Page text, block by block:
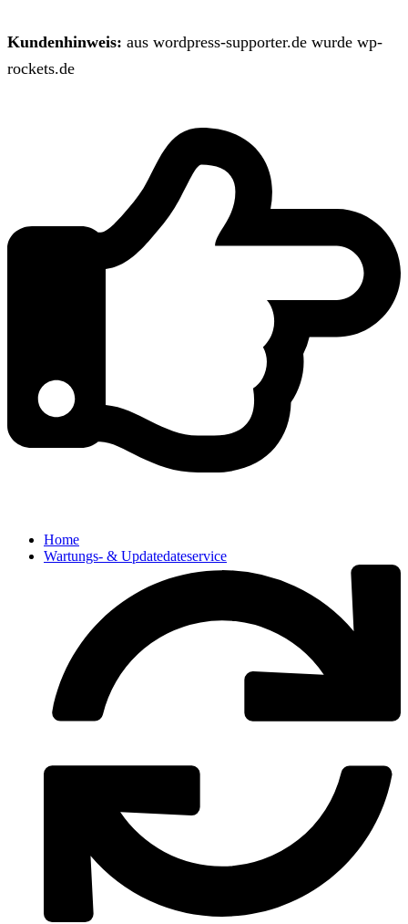
Kundenhinweis: aus wordpress-supporter.de wurde wp-
rockets.de
Home
Wartungs- & Updatedateservice